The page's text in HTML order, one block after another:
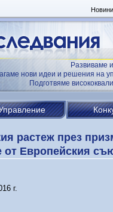
Новини
Развиваме
нови идеи и решения на
Подготвяме
растеж през
от Европейския
г.